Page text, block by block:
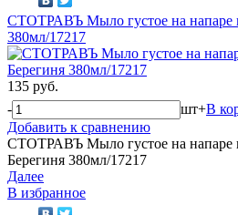
СТОТРАВЪ Мыло густое на напаре
380мл/17217
135 руб.
-
шт+В
Добавить к сравнению
СТОТРАВЪ Мыло густое на напаре
Берегиня 380мл/17217
Далее
В избранное